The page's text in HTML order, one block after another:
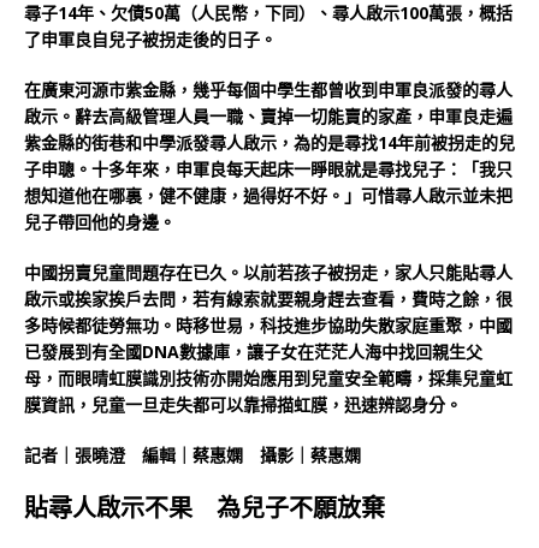
尋子14年、欠債50萬（人民幣，下同）、尋人啟示100萬張，概括
了申軍良自兒子被拐走後的日子。
在廣東河源市紫金縣，幾乎每個中學生都曾收到申軍良派發的尋人
啟示。辭去高級管理人員一職、賣掉一切能賣的家產，申軍良走遍
紫金縣的街巷和中學派發尋人啟示，為的是尋找14年前被拐走的兒
子申聰。十多年來，申軍良每天起床一睜眼就是尋找兒子：「我只
想知道他在哪裏，健不健康，過得好不好。」可惜尋人啟示並未把
兒子帶回他的身邊。
中國拐賣兒童問題存在已久。以前若孩子被拐走，家人只能貼尋人
啟示或挨家挨戶去問，若有線索就要親身趕去查看，費時之餘，很
多時候都徒勞無功。時移世易，科技進步協助失散家庭重聚，中國
已發展到有全國DNA數據庫，讓子女在茫茫人海中找回親生父
母，而眼晴虹膜識別技術亦開始應用到兒童安全範疇，採集兒童虹
膜資訊，兒童一旦走失都可以靠掃描虹膜，迅速辨認身分。
記者｜張曉澄 編輯｜蔡惠嫻 攝影｜蔡惠嫻
貼尋人啟示不果 為兒子不願放棄